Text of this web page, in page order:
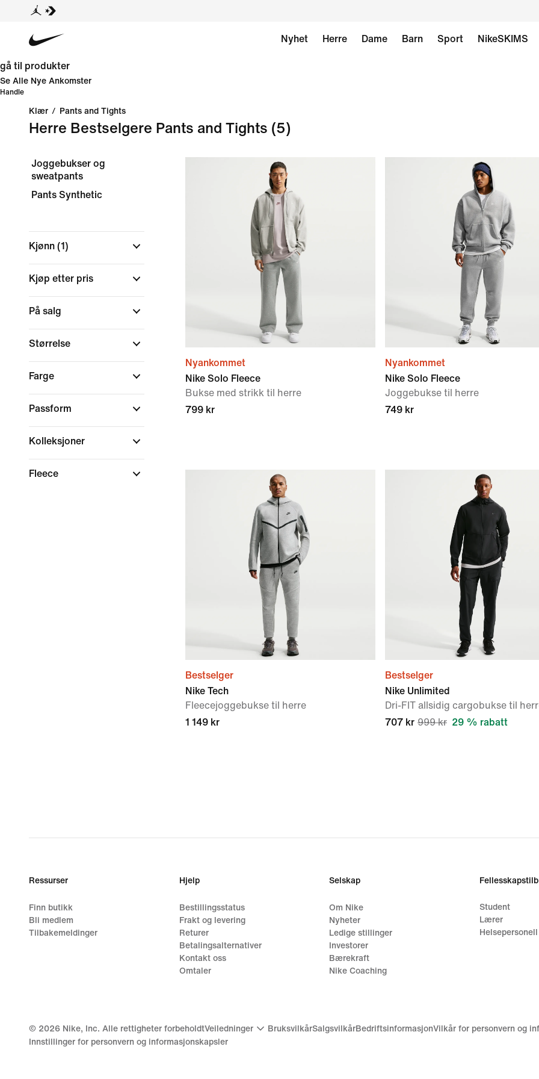
Nyhet Herre Dame Barn Sport NikeSKIMS
gå til produkter
Se Alle Nye Ankomster
Handle
Klær / Pants and Tights
Herre Bestselgere Pants and Tights (5)
Joggebukser og
sweatpants
Pants Synthetic
Kjønn (1)
Kjøp etter pris
På salg
Størrelse
Farge
Passform
Kolleksjoner
Fleece
Nyankommet
Nike Solo Fleece
Bukse med strikk til herre
799 kr
Nyankommet
Nike Solo Fleece
Joggebukse til herre
749 kr
Bestselger
Nike Tech
Fleecejoggebukse til herre
1 149 kr
Bestselger
Nike Unlimited
Dri-FIT allsidig cargobukse til
707 kr 999 kr 29 % rabatt
Ressurser
Finn butikk
Bli medlem
Tilbakemeldinger
Hjelp
Bestillingsstatus
Frakt og levering
Returer
Betalingsalternativer
Kontakt oss
Omtaler
Selskap
Om Nike
Nyheter
Ledige stillinger
Investorer
Bærekraft
Nike Coaching
Student
Lærer
Helsepersonell
© 2026 Nike, Inc. Alle rettigheter forbeholdtVeiledninger BruksvilkårSalgsvilkårBedriftsinformasjonVilkår for personvern og
Innstillinger for personvern og informasjonskapsler